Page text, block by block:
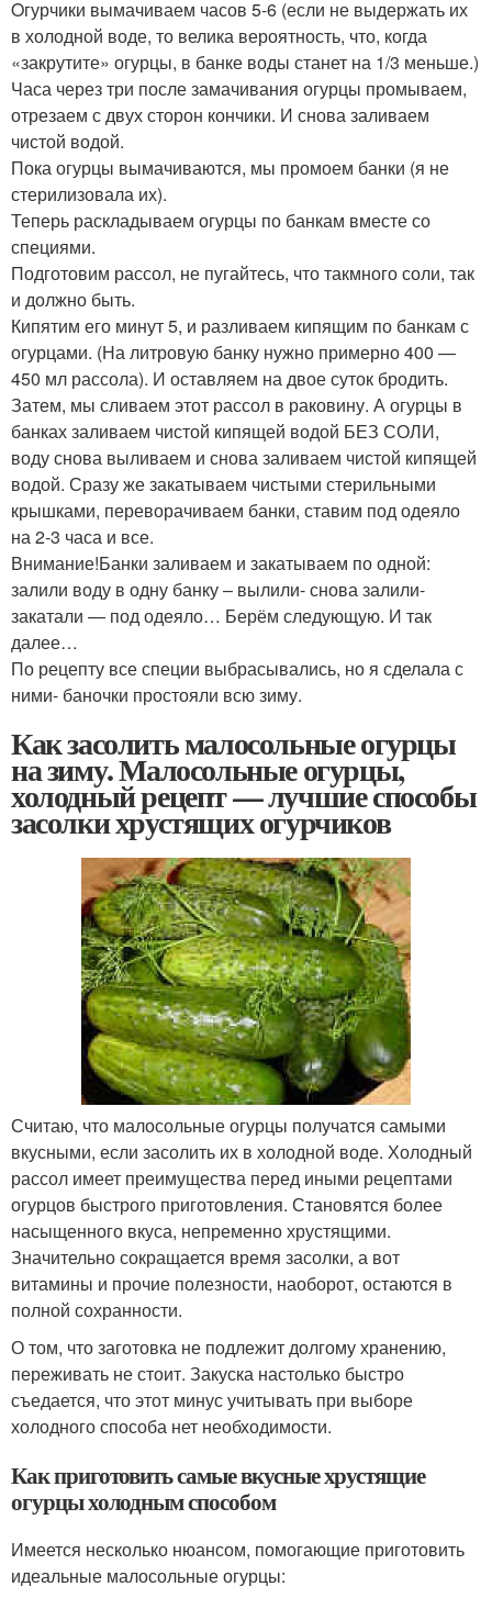
Oгурчики вымачиваем часов 5-6 (если не выдержать их
в холодной воде, то велика вероятность, что, когда
«закрутите» огурцы, в банке воды станет на 1/3 меньше.)
Часа через три после замачивания огурцы промываем,
отрезаем с двух сторон кончики. И снова заливаем
чистой водой.
Пока огурцы вымачиваются, мы промоем банки (я не
стерилизовала их).
Теперь раскладываем огурцы по банкам вместе со
специями.
Подготовим рассол, не пугайтесь, что такмного соли, так
и должно быть.
Кипятим его минут 5, и разливаем кипящим по банкам с
огурцами. (На литровую банку нужно примерно 400 —
450 мл рассола). И оставляем на двое суток бродить.
Затем, мы сливаем этот рассол в раковину. А огурцы в
банках заливаем чистой кипящей водой БЕЗ СОЛИ,
воду снова выливаем и снова заливаем чистой кипящей
водой. Сразу же закатываем чистыми стерильными
крышками, переворачиваем банки, ставим под одеяло
на 2-3 часа и все.
Внимание!Банки заливаем и закатываем по одной:
залили воду в одну банку – вылили- снова залили-
закатали — под одеяло… Берём следующую. И так
далее…
По рецепту все специи выбрасывались, но я сделала с
ними- баночки простояли всю зиму.
Как засолить малосольные огурцы
на зиму. Малосольные огурцы,
холодный рецепт — лучшие способы
засолки хрустящих огурчиков
Считаю, что малосольные огурцы получатся самыми
вкусными, если засолить их в холодной воде. Холодный
рассол имеет преимущества перед иными рецептами
огурцов быстрого приготовления. Становятся более
насыщенного вкуса, непременно хрустящими.
Значительно сокращается время засолки, а вот
витамины и прочие полезности, наоборот, остаются в
полной сохранности.
О том, что заготовка не подлежит долгому хранению,
переживать не стоит. Закуска настолько быстро
съедается, что этот минус учитывать при выборе
холодного способа нет необходимости.
Как приготовить самые вкусные хрустящие
огурцы холодным способом
Имеется несколько нюансом, помогающие приготовить
идеальные малосольные огурцы: